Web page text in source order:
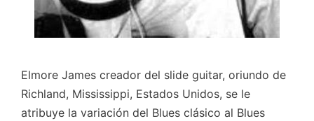
Elmore James creador del slide guitar, oriundo de
Richland, Mississippi, Estados Unidos, se le
atribuye la variación del Blues clásico al Blues